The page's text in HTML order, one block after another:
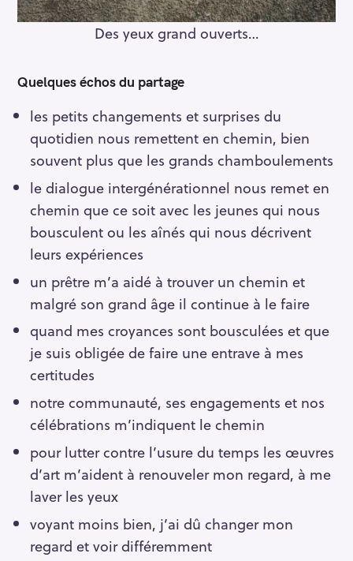
Des yeux grand ouverts…
Quelques échos du partage
les petits changements et surprises du
quotidien nous remettent en chemin, bien
souvent plus que les grands chamboulements
le dialogue intergénérationnel nous remet en
chemin que ce soit avec les jeunes qui nous
bousculent ou les aînés qui nous décrivent
leurs expériences
un prêtre m’a aidé à trouver un chemin et
malgré son grand âge il continue à le faire
quand mes croyances sont bousculées et que
je suis obligée de faire une entrave à mes
certitudes
notre communauté, ses engagements et nos
célébrations m’indiquent le chemin
pour lutter contre l’usure du temps les œuvres
d’art m’aident à renouveler mon regard, à me
laver les yeux
voyant moins bien, j’ai dû changer mon
regard et voir différemment